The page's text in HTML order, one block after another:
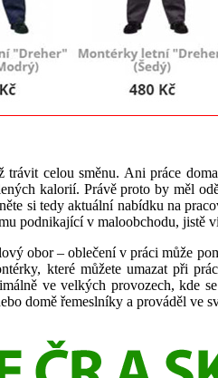
celou směnu. Ani práce
kalorií. Právě proto by měl
si tedy aktuální nabídku na
podnikající v maloobchodu, jistě
obor – oblečení v práci může
které můžete umazat při
ve velkých provozech, kde
domě řemeslníky a prováděl ve